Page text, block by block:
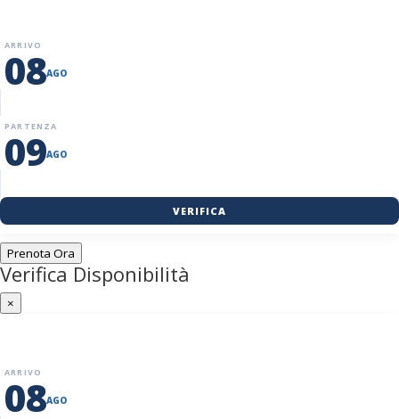
ARRIVO
08AGO
PARTENZA
09AGO
VERIFICA
Prenota Ora
Verifica Disponibilità
×
ARRIVO
08AGO